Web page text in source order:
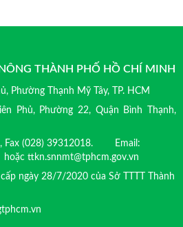
THÀNH PHỐ HỒ CHÍ MINH
Phường Thạnh Mỹ Tây, TP. HCM
Phủ, Phường 22, Quận Bình Thạnh,
Fax (028) 39312018. Email:
ttkn.snnmt@tphcm.gov.vn
ngày 28/7/2020 của Sở TTTT Thành